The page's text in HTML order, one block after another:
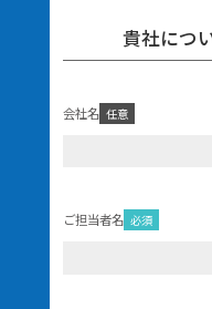
貴社につ
任意
会社名
必須
ご担当者名